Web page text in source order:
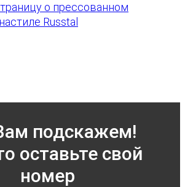
о прессованном
Russtal
подскажем!
оставьте свой
номер